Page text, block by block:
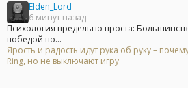
Elden_Lord
6 минут назад
Психология предельно проста:
победой по...
Ярость и радость идут рука об руку –
Ring, но не выключают игру